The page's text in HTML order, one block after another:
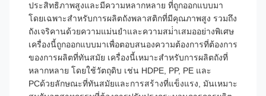
ประสิทธิภาพสูงและมีความหลากหลาย ที่ถูกออกแบบมา
โดยเฉพาะสําหรับการผลิตถังพลาสติกที่มีคุณภาพสูง รวมถึง
ถังเจริคานด้วยความแม่นยําและความสม่ําเสมออย่างพิเศษ
เครื่องนี้ถูกออกแบบมาเพื่อตอบสนองความต้องการที่ต้องการ
ของการผลิตที่ทันสมัย เครื่องนี้เหมาะสําหรับการผลิตถังที่
หลากหลาย โดยใช้วัตถุดิบ เช่น HDPE, PP, PE และ
PCด้วยลักษณะที่ทันสมัยและการสร้างที่แข็งแรง, มันเหมาะ